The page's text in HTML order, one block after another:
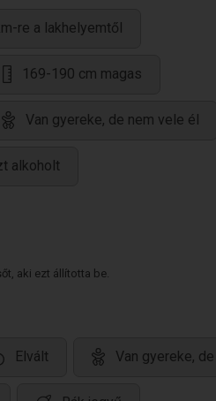
re a lakhelyemtől
169-190 cm magas
Van gyereke, de nem vele él
alkoholt
aki ezt állította be.
Elvált Van gyereke,